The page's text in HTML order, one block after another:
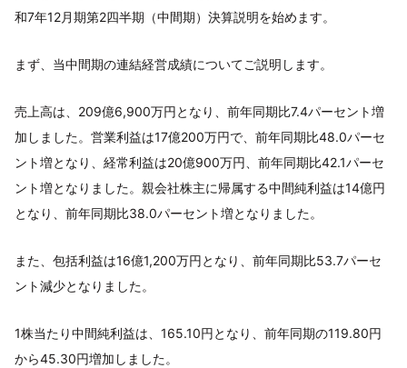
和7年12月期第2四半期（中間期）決算説明を始めます。
まず、当中間期の連結経営成績についてご説明します。
売上高は、209億6,900万円となり、前年同期比7.4パーセント増
加しました。営業利益は17億200万円で、前年同期比48.0パーセ
ント増となり、経常利益は20億900万円、前年同期比42.1パーセ
ント増となりました。親会社株主に帰属する中間純利益は14億円
となり、前年同期比38.0パーセント増となりました。
また、包括利益は16億1,200万円となり、前年同期比53.7パーセ
ント減少となりました。
1株当たり中間純利益は、165.10円となり、前年同期の119.80円
から45.30円増加しました。